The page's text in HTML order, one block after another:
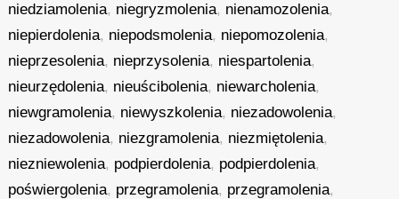
niedziamolenia, niegryzmolenia, nienamozolenia,
niepierdolenia, niepodsmolenia, niepomozolenia,
nieprzesolenia, nieprzysolenia, niespartolenia,
nieurzędolenia, nieuścibolenia, niewarcholenia,
niewgramolenia, niewyszkolenia, niezadowolenia,
niezadowolenia, niezgramolenia, niezmiętolenia,
niezniewolenia, podpierdolenia, podpierdolenia,
poświergolenia, przegramolenia, przegramolenia,